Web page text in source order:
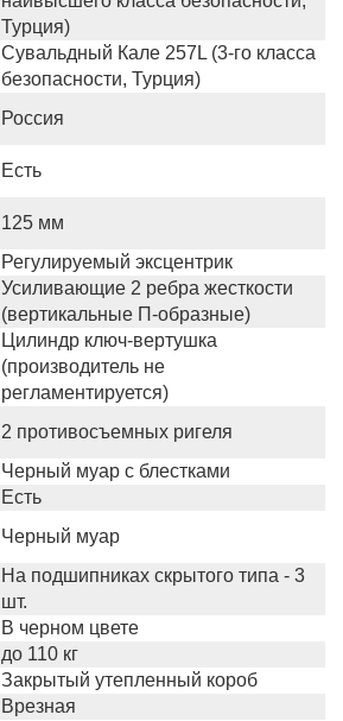
Турция)
Сувальдный Кале 257L (3-го класса
безопасности, Турция)
Россия
Есть
125 мм
Регулируемый эксцентрик
Усиливающие 2 ребра жесткости
(вертикальные П-образные)
Цилиндр ключ-вертушка
(производитель не
регламентируется)
2 противосъемных ригеля
Черный муар с блестками
Есть
Черный муар
На подшипниках скрытого типа - 3
шт.
В черном цвете
до 110 кг
Закрытый утепленный короб
Врезная